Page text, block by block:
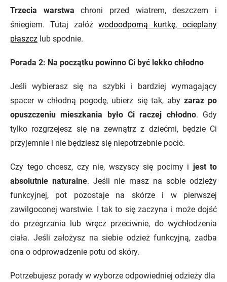
Trzecia warstwa chroni przed wiatrem, deszczem i
śniegiem. Tutaj załóżwodoodporną kurtkę, ocieplany
płaszcz lub spodnie.
Porada 2: Na początku powinno Ci być lekko chłodno
Jeśli wybierasz się na szybki i bardziej wymagający
spacer w chłodną pogodę, ubierz się tak, aby zaraz po
opuszczeniu mieszkania było Ci raczej chłodno. Gdy
tylko rozgrzejesz się na zewnątrz z dziećmi, będzie Ci
przyjemnie i nie będziesz się niepotrzebnie pocić.
Czy tego chcesz, czy nie, wszyscy się pocimy i jest to
absolutnie naturalne. Jeśli nie masz na sobie odzieży
funkcyjnej, pot pozostaje na skórze i w pierwszej
zawilgoconej warstwie. I tak to się zaczyna i może dojść
do przegrzania lub wręcz przeciwnie, do wychłodzenia
ciała. Jeśli założysz na siebie odzież funkcyjną, zadba
ona o odprowadzenie potu od skóry.
Potrzebujesz porady w wyborze odpowiedniej odzieży dla